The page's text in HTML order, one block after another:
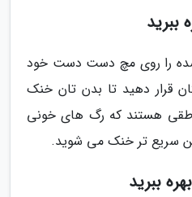
را روی مچ دست دست خود
قرار دهید تا بدن تان خنک
هستند که رگ های خونی
سریع تر خنک می شوید.